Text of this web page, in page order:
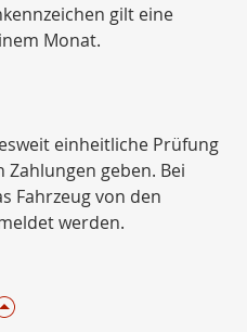
gilt eine
Monat.
einheitliche Prüfung
geben. Bei
Fahrzeug von den
werden.